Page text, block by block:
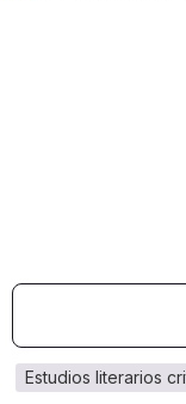
estudios literarios